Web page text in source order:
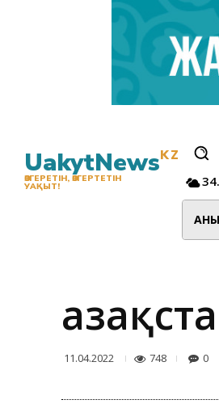
UakytNewsKZ
ӨЗГЕРЕТІН, ӨЗГЕРТЕТІН
УАҚЫТ!
11.04.2022 748 0